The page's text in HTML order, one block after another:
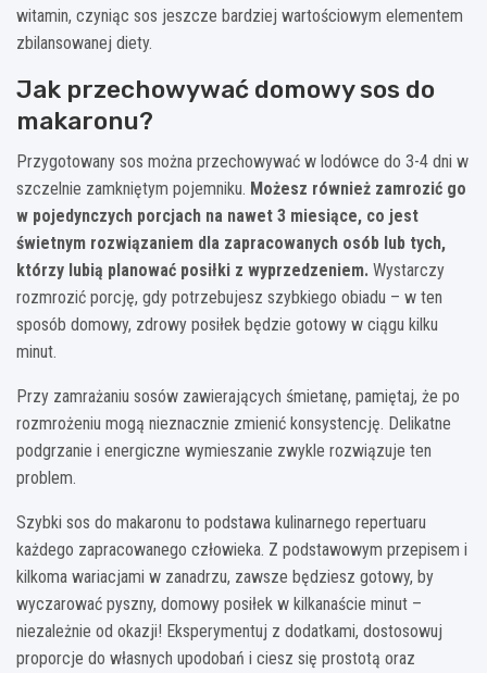
witamin, czyniąc sos jeszcze bardziej wartościowym elementem
zbilansowanej diety.
Jak przechowywać domowy sos do
makaronu?
Przygotowany sos można przechowywać w lodówce do 3-4 dni w
szczelnie zamkniętym pojemniku. Możesz również zamrozić go
w pojedynczych porcjach na nawet 3 miesiące, co jest
świetnym rozwiązaniem dla zapracowanych osób lub tych,
którzy lubią planować posiłki z wyprzedzeniem. Wystarczy
rozmrozić porcję, gdy potrzebujesz szybkiego obiadu – w ten
sposób domowy, zdrowy posiłek będzie gotowy w ciągu kilku
minut.
Przy zamrażaniu sosów zawierających śmietanę, pamiętaj, że po
rozmrożeniu mogą nieznacznie zmienić konsystencję. Delikatne
podgrzanie i energiczne wymieszanie zwykle rozwiązuje ten
problem.
Szybki sos do makaronu to podstawa kulinarnego repertuaru
każdego zapracowanego człowieka. Z podstawowym przepisem i
kilkoma wariacjami w zanadrzu, zawsze będziesz gotowy, by
wyczarować pyszny, domowy posiłek w kilkanaście minut –
niezależnie od okazji! Eksperymentuj z dodatkami, dostosowuj
proporcje do własnych upodobań i ciesz się prostotą oraz